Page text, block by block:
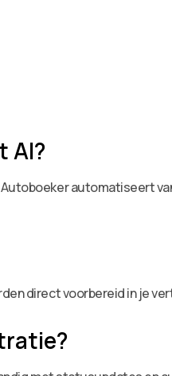
AI?
automatiseert
direct voorbereid in je